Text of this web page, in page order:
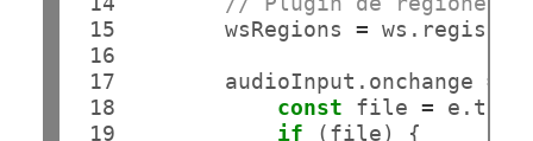
15
16
17
18
19
        wsRegions
=
        audioInput.onchange
=
const file =
if (file) {